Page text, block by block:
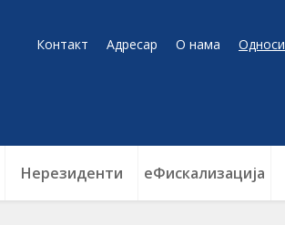
Контакт Адресар О нама
Нерезиденти еФискализација